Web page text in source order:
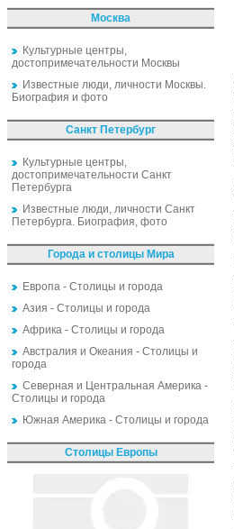
Москва
Культурные центры,
достопримечательности Москвы
Известные люди, личности Москвы.
Биография и фото
Санкт Петербург
Культурные центры,
достопримечательности Санкт
Петербурга
Известные люди, личности Санкт
Петербурга. Биография, фото
Города и столицы Мира
Европа - Столицы и города
Азия - Столицы и города
Африка - Столицы и города
Австралия и Океания - Столицы и
города
Северная и Центральная Америка -
Столицы и города
Южная Америка - Столицы и города
Столицы Европы